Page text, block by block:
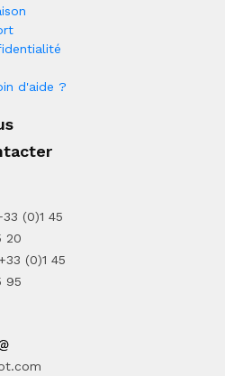
d'aide ?
(0)1 45
20
(0)1 45
95